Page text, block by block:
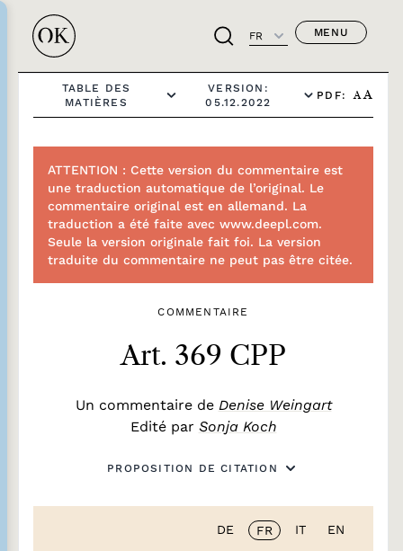
FR MENU
TABLE DES
MATIÈRES
VERSION:
05.12.2022
PDF: A A
ATTENTION : Cette version du commentaire est
une traduction automatique de l’original. Le
commentaire original est en allemand. La
traduction a été faite avec www.deepl.com.
Seule la version originale fait foi. La version
traduite du commentaire ne peut pas être citée.
COMMENTAIRE
Art. 369 CPP
Un commentaire de Denise Weingart
Edité par Sonja Koch
PROPOSITION DE CITATION
DE FR IT EN